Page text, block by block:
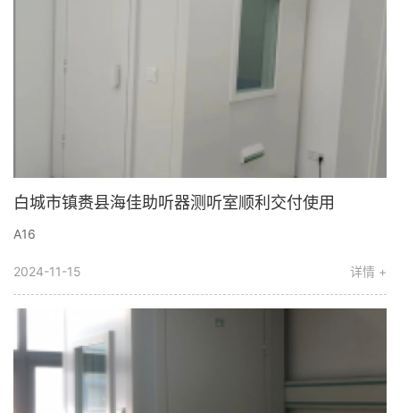
白城市镇赉县海佳助听器测听室顺利交付使用
A16
2024-11-15 详情 +